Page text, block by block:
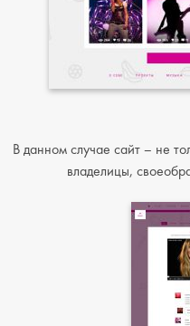
В данном случае сайт – не
владелицы,